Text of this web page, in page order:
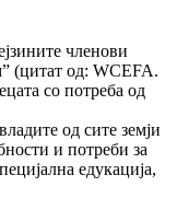
членови
(цитат од: WCEFA.
со потреба од
од сите земји
и потреби за
едукација,